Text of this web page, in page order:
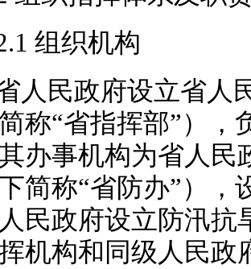
组织机构
民政府设立省人
简称“省指挥部”）
办事机构为省人民
简称“省防办”），
人民政府设立防汛
机构和同级人民政